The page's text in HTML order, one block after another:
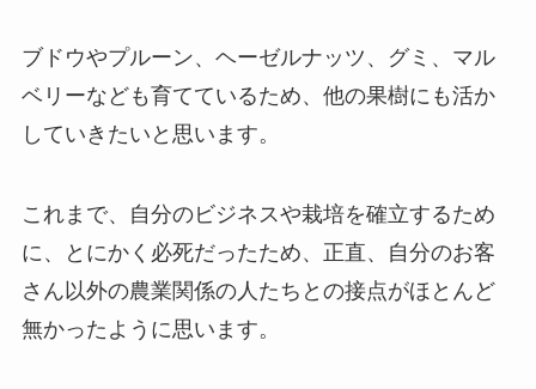
ブドウやプルーン、ヘーゼルナッツ、グミ、マル
ベリーなども育てているため、他の果樹にも活か
していきたいと思います。
これまで、自分のビジネスや栽培を確立するため
に、とにかく必死だったため、正直、自分のお客
さん以外の農業関係の人たちとの接点がほとんど
無かったように思います。